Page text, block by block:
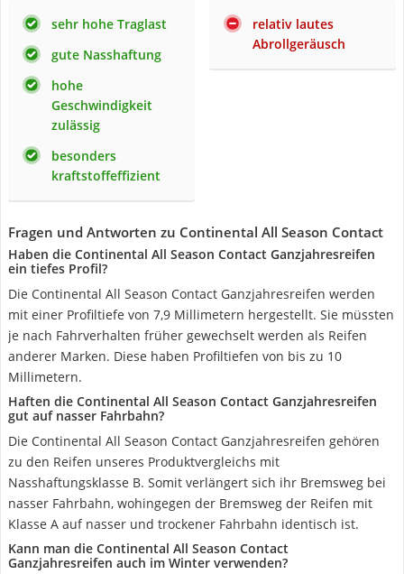
sehr hohe Traglast
gute Nasshaftung
hohe
Geschwindigkeit
zulässig
besonders
kraftstoffeffizient
relativ lautes
Abrollgeräusch
Fragen und Antworten zu Continental All Season Contact
Haben die Continental All Season Contact Ganzjahresreifen
ein tiefes Profil?
Die Continental All Season Contact Ganzjahresreifen werden
mit einer Profiltiefe von 7,9 Millimetern hergestellt. Sie müssten
je nach Fahrverhalten früher gewechselt werden als Reifen
anderer Marken. Diese haben Profiltiefen von bis zu 10
Millimetern.
Haften die Continental All Season Contact Ganzjahresreifen
gut auf nasser Fahrbahn?
Die Continental All Season Contact Ganzjahresreifen gehören
zu den Reifen unseres Produktvergleichs mit
Nasshaftungsklasse B. Somit verlängert sich ihr Bremsweg bei
nasser Fahrbahn, wohingegen der Bremsweg der Reifen mit
Klasse A auf nasser und trockener Fahrbahn identisch ist.
Kann man die Continental All Season Contact
Ganzjahresreifen auch im Winter verwenden?